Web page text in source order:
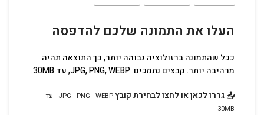
העלו את התמונה שלכם להדפסה
ככל שהתמונה ברזולוציה גבוהה יותר, כך התוצאה תהיה
מרהיבה יותר. קבצים נתמכים: JPG, PNG, WEBP, עד 30MB.
📤גררו לכאן או לחצו לבחירת קובץ
JPG · PNG · WEBP · עד
30MB